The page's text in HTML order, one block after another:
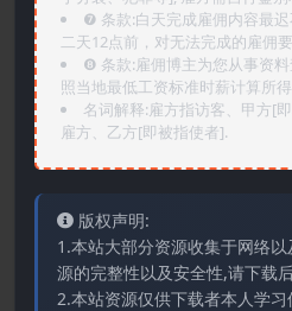
❼ 条款:白天完成雇佣内容最
二天12点前，对无法完成的雇佣
❽ 条款:雇佣博主为您从事资
照当地最低工资标准时薪计算所
名词解释:雇方指访客、甲方[
雇方、乙方[即被指使者].
版权声明:
1.本站大部分资源收集于网络
源的完整性以及安全性,请下载后
2.本站资源仅供下载者本人学